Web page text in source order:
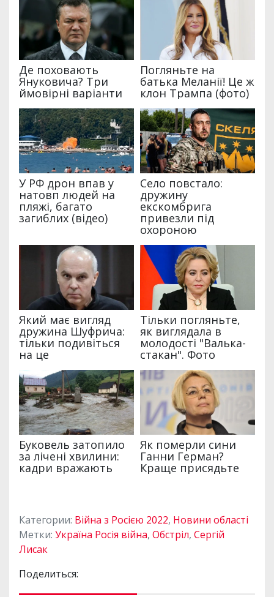
Категории: Війна з Росією 2022, Новини області
Метки: Україна Росія війна, Обстріл, Сергій
Лисак
Поделиться: